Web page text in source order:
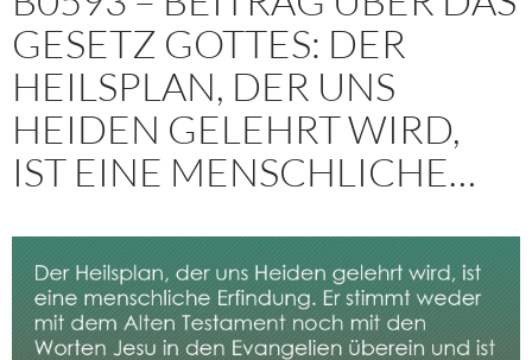
GESETZ GOTTES: DER
HEILSPLAN, DER UNS
HEIDEN GELEHRT WIRD,
IST EINE MENSCHLICHE…